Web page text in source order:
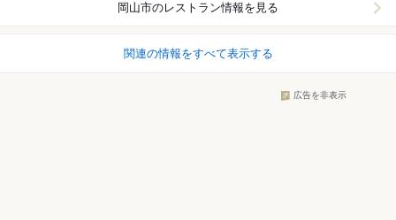
岡山市のレストラン情報を見る
関連の情報をすべて表示する
広告を非表示